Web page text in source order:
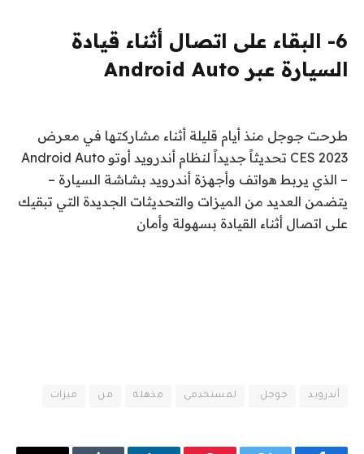
6- البقاء على اتصال أثناء قيادة
السيارة عبر Android Auto
طرحت جوجل منذ أيام قليلة أثناء مشاركتها في معرض
2023 CES تحديثاً جديداً لنظام أندرويد أوتو Android Auto
– الذي يربط هواتف وأجهزة أندرويد بشاشة السيارة –
يتضمن العديد من الميزات والتحديثات الجديدة التي تبقيك
على اتصال أثناء القيادة بسهولة وأمان
أندرويد جوجل. لمستخدمى مذهلة من ميزات